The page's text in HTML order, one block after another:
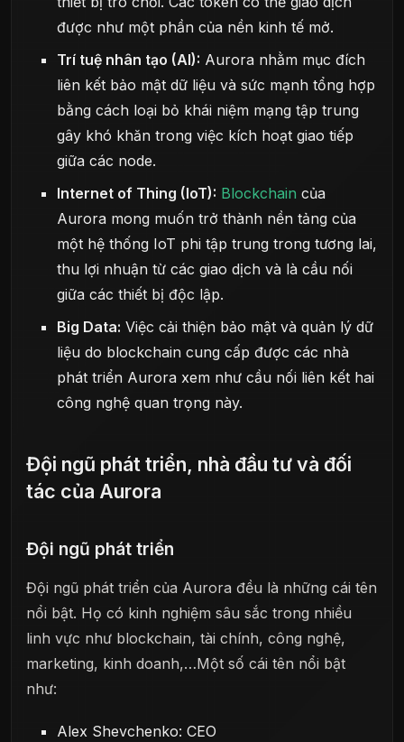
được như một phần của nền kinh tế mở.
Trí tuệ nhân tạo (AI): Aurora nhằm mục đích
liên kết bảo mật dữ liệu và sức mạnh tổng hợp
bằng cách loại bỏ khái niệm mạng tập trung
gây khó khăn trong việc kích hoạt giao tiếp
giữa các node.
Internet of Thing (IoT): Blockchain của
Aurora mong muốn trở thành nền tảng của
một hệ thống IoT phi tập trung trong tương lai,
thu lợi nhuận từ các giao dịch và là cầu nối
giữa các thiết bị độc lập.
Big Data: Việc cải thiện bảo mật và quản lý dữ
liệu do blockchain cung cấp được các nhà
phát triển Aurora xem như cầu nối liên kết hai
công nghệ quan trọng này.
Đội ngũ phát triển, nhà đầu tư và đối
tác của Aurora
Đội ngũ phát triển
Đội ngũ phát triển của Aurora đều là những cái tên
nổi bật. Họ có kinh nghiệm sâu sắc trong nhiều
linh vực như blockchain, tài chính, công nghệ,
marketing, kinh doanh,…Một số cái tên nổi bật
như:
Alex Shevchenko: CEO